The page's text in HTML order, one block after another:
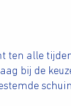
ten alle
bij de